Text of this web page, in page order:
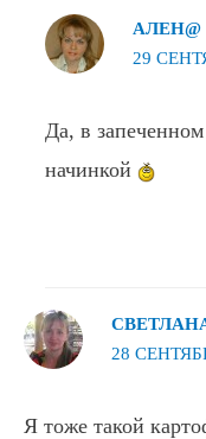
АЛЕН@
29
Да, в
начинкой
28
Я тоже такой